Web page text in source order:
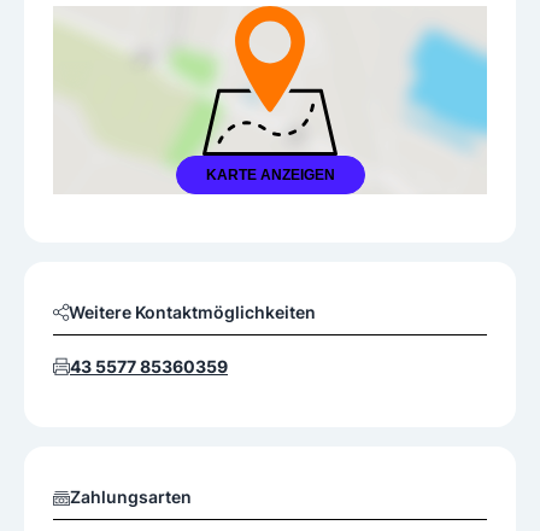
KARTE ANZEIGEN
Weitere Kontaktmöglichkeiten
43 5577 85360359
Zahlungsarten